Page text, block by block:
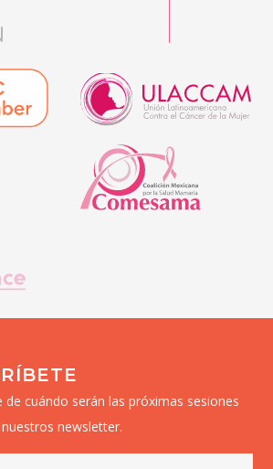
de cuándo serán las próximas sesiones
newsletter.